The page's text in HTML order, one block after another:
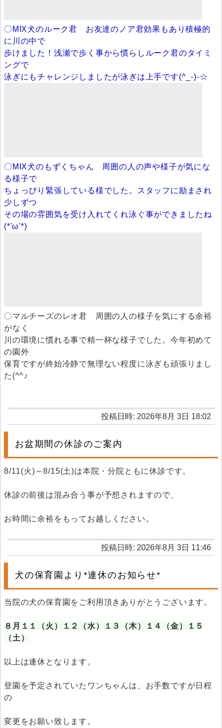
〇MIX犬のルーク君 お友達のノア君効果もあり積極的
に川の中で
歩けました！浅瀬で歩く事から慣らしルーク君のタイミ
ングで
泳ぎにもチャレンジしましたが泳ぎは上手です(^_-)-☆
〇MIX犬のもずくちゃん 周囲の人の声や様子が気にな
る様子で
ちょっぴり緊張している様でした。スタッフに励まされ
少しずつ
その場の雰囲気を受け入れてくれ泳ぐ事ができましたね
(*'ω'*)
〇マルチーズのレオ君 周囲の人の様子を気にする余裕
がなく
川の環境に慣れる事で精一杯な様子でした。今年初めて
の園外
保育ですが終始冷静で無理ない程度に泳ぎも頑張りまし
た(^^♪
投稿日時: 2026年8月 3日 18:02
お盆期間の休診のご案内
8/11(火)～8/15(土)は本院・分院ともに休診です。
休診の前後は混み合う事が予想されますので、
お時間に余裕をもってお越しください。
投稿日時: 2026年8月 3日 11:46
犬の保育園より*連休のお知らせ*
当院の犬の保育園をご利用頂きありがとうございます。
８月１１（火）１２（水）１３（木）１４（金）１５
（土）
以上は連休となります。
登園を予定されていたワンちゃんは、お手数ですが日程
の
変更をお願い致します。